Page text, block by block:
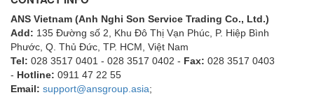
ELVEM Vietnam
Emaco
EMC PARTNER
EMCSOSIN
ANS Vietnam (Anh Nghi Son Service Trading Co., Ltd.)
Add: 135 Đường số 2, Khu Đô Thị Vạn Phúc, P. Hiệp Bình
Phước, Q. Thủ Đức, TP. HCM , Việt Nam
Tel: 028 3517 0401 - 028 3517 0402 - Fax: 028 3517 0403
- Hotline: 0911 47 22 55
Email: support@ansgroup.asia;